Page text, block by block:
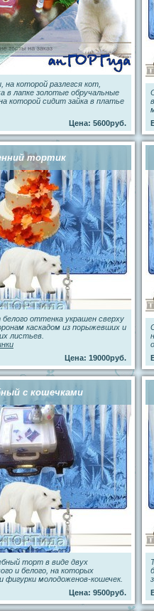
на которой разлегся кот,
в лапке золотые обручальные
которой сидит зайка в платье
Цена: 5600руб.
тортик
оттенка украшен сверху
каскадом из порыжевших и
листьев.
Цена: 19000руб.
с кошечками
торт в виде двух
и белого, на которых
фигурки молодоженов-кошечек.
Цена: 9500руб.